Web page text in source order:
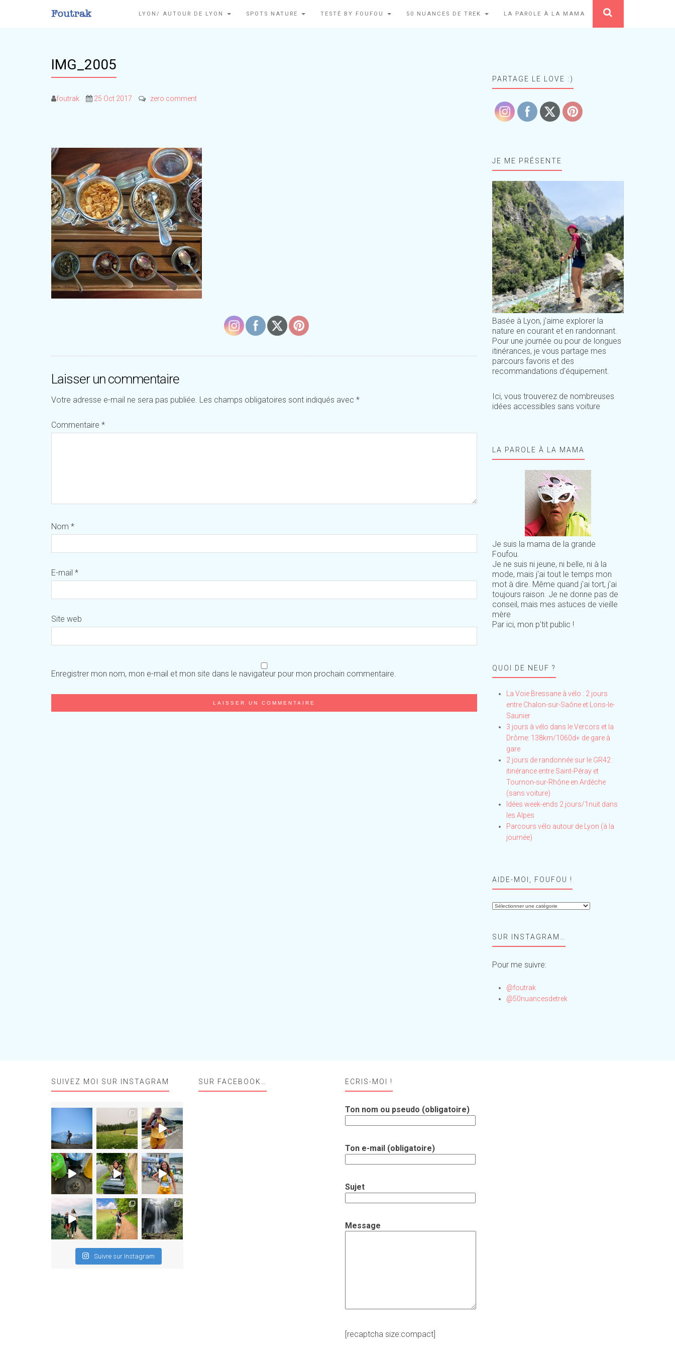
LYON/ AUTOUR DE LYON SPOTS NATURE TESTÉ BY FOUFOU 50 NUANCES DE TREK LA PAROLE À LA MAMA
IMG_2005
foutrak 25 Oct 2017 zero comment
Laisser un commentaire
Votre adresse e-mail ne sera pas publiée. Les champs obligatoires sont indiqués avec *
Commentaire *
Nom *
E-mail *
Site web
Enregistrer mon nom, mon e-mail et mon site dans le navigateur pour mon prochain commentaire.
PARTAGE LE LOVE :)
JE ME PRÉSENTE
Basée à Lyon, j'aime explorer la
nature en courant et en randonnant.
Pour une journée ou pour de longues
itinérances, je vous partage mes
parcours favoris et des
recommandations d'équipement.
Ici, vous trouverez de nombreuses
idées accessibles sans voiture
LA PAROLE À LA MAMA
Je suis la mama de la grande
Foufou.
Je ne suis ni jeune, ni belle, ni à la
mode, mais j'ai tout le temps mon
mot à dire. Même quand j'ai tort, j'ai
toujours raison. Je ne donne pas de
conseil, mais mes astuces de vieille
mère
Par ici, mon p'tit public !
QUOI DE NEUF ?
La Voie Bressane à vélo : 2 jours
entre Chalon-sur-Saône et Lons-le-
Saunier
3 jours à vélo dans le Vercors et la
Drôme: 138km/1060d+ de gare à
gare
2 jours de randonnée sur le GR42 :
itinérance entre Saint-Péray et
Tournon-sur-Rhône en Ardèche
(sans voiture)
Idées week-ends 2 jours/1nuit dans
les Alpes
Parcours vélo autour de Lyon (à la
journée)
AIDE-MOI, FOUFOU !
Aide-
!SUR INSTAGRAM…
Pour me suivre:
@foutrak
@50nuancesdetrek
SUIVEZ MOI SUR INSTAGRAM
Suivre sur Instagram
SUR FACEBOOK… ECRIS-MOI !
Ton nom ou pseudo (obligatoire)
Ton e-mail (obligatoire)
Sujet
Message
[recaptcha size:compact]